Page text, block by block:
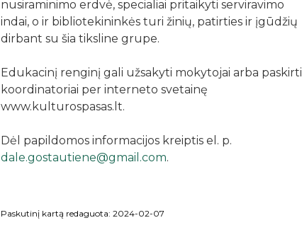
nusiraminimo erdvė, specialiai pritaikyti serviravimo
indai, o ir bibliotekininkės turi žinių, patirties ir įgūdžių
dirbant su šia tiksline grupe.
Edukacinį renginį gali užsakyti mokytojai arba paskirti
koordinatoriai per interneto svetainę
www.kulturospasas.lt.
Dėl papildomos informacijos kreiptis el. p.
dale.gostautiene@gmail.com.
Paskutinį kartą redaguota: 2024-02-07